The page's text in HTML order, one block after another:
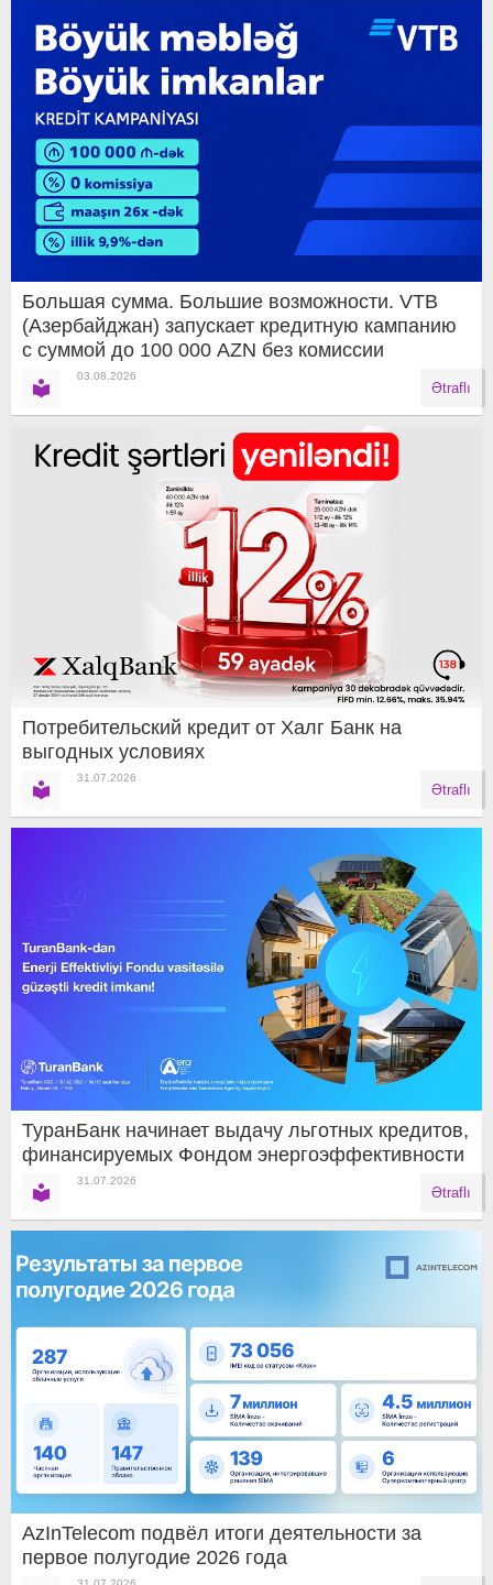
Большая сумма. Большие возможности. VTB
(Азербайджан) запускает кредитную кампанию
с суммой до 100 000 AZN без комиссии
03.08.2026
Ətraflı
Потребительский кредит от Халг Банк на
выгодных условиях
31.07.2026
Ətraflı
ТуранБанк начинает выдачу льготных кредитов,
финансируемых Фондом энергоэффективности
31.07.2026
Ətraflı
AzInTelecom подвёл итоги деятельности за
первое полугодие 2026 года